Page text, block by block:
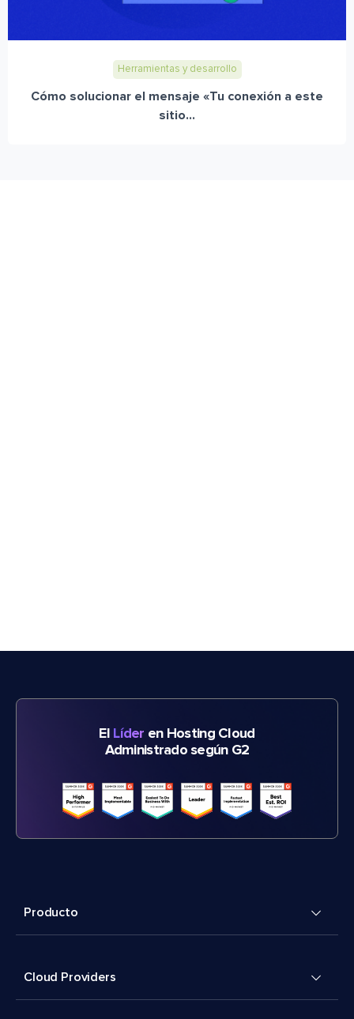
Herramientas y desarrollo
Cómo solucionar el mensaje «Tu conexión a este
sitio...
El Líder en Hosting Cloud
Administrado según G2
Producto
Cloud Providers